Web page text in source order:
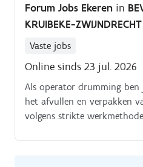
Forum Jobs Ekeren in
KRUIBEKE-ZWIJNDRECHT
Vaste jobs
Online sinds 23 jul. 2026
Als operator drumming
het afvullen en verpakken
volgens strikte
de afvullijnen aan te sturen